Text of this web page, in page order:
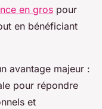
en gros pour
en bénéficiant
avantage majeur :
pour répondre
et